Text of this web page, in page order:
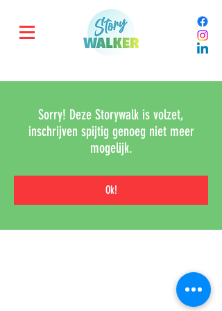
Sorry! Deze Storywalk is volzet,
inschrijven spijtig genoeg niet meer
mogelijk.
Ok!